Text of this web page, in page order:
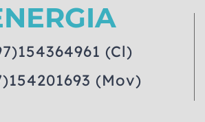
(Cl)
(Mov)